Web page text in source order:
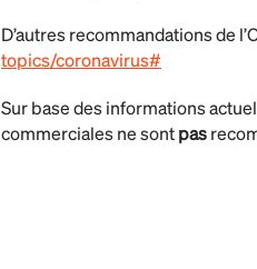
D’autres recommandations de
topics/coronavirus#
Sur base des informations
commerciales ne sontpas